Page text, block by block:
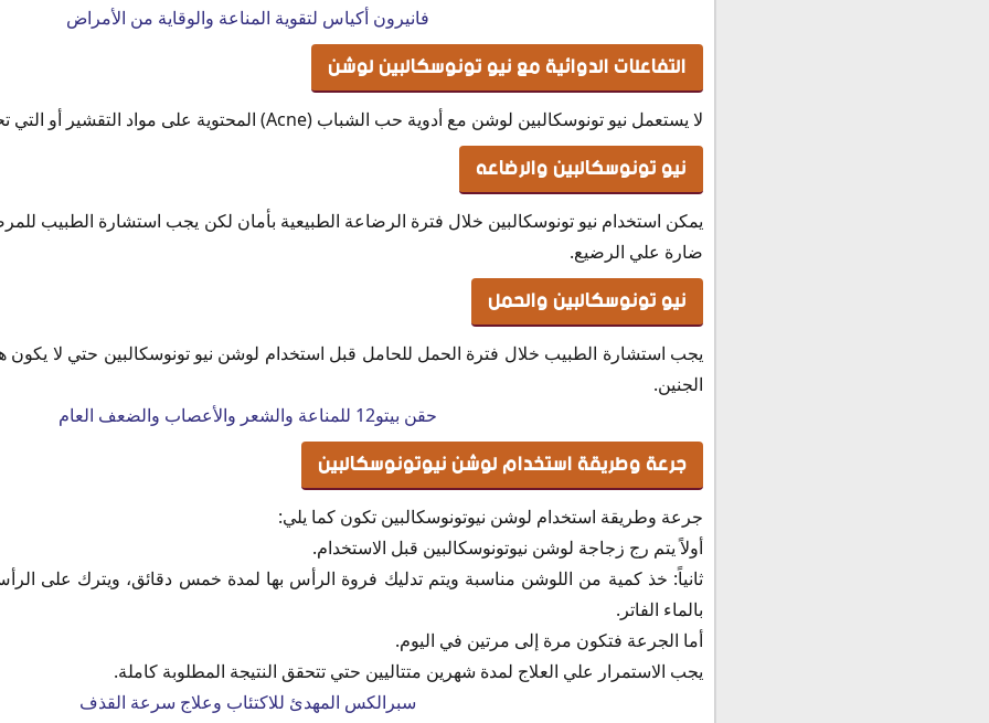
فانيرون أكياس لتقوية المناعة والوقاية من الأمراض
التفاعلات الدوائية مع نيو تونوسكالبين لوشن
لا يستعمل نيو تونوسكالبين لوشن مع أدوية حب الشباب (Acne) المحتوية على مواد التقشير أو التي تحتوى على مواد مقشرة.
نيو تونوسكالبين والرضاعه
يمكن استخدام نيو تونوسكالبين خلال فترة الرضاعة الطبيعية بأمان لكن يجب استشارة الطبيب
ضارة علي الرضيع.
نيو تونوسكالبين والحمل
يجب استشارة الطبيب خلال فترة الحمل للحامل قبل استخدام لوشن نيو تونوسكالبين حتي لا يكون
الجنين.
حقن بيتو12 للمناعة والشعر والأعصاب والضعف العام
جرعة وطريقة استخدام لوشن نيوتونوسكالبين
جرعة وطريقة استخدام لوشن نيوتونوسكالبين تكون كما يلي:
أولاً يتم رج زجاجة لوشن نيوتونوسكالبين قبل الاستخدام.
ثانياً: خذ كمية من اللوشن مناسبة ويتم تدليك فروة الرأس بها لمدة خمس دقائق، ويترك
بالماء الفاتر.
أما الجرعة فتكون مرة إلى مرتين في اليوم.
يجب الاستمرار علي العلاج لمدة شهرين متتاليين حتي تتحقق النتيجة المطلوبة كاملة.
سبرالكس المهدئ للاكتئاب وعلاج سرعة القذف